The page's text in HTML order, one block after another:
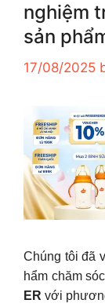
nghiệm
sản
17/08/2025
Chúng tôi đã
hẩm chăm
ER với